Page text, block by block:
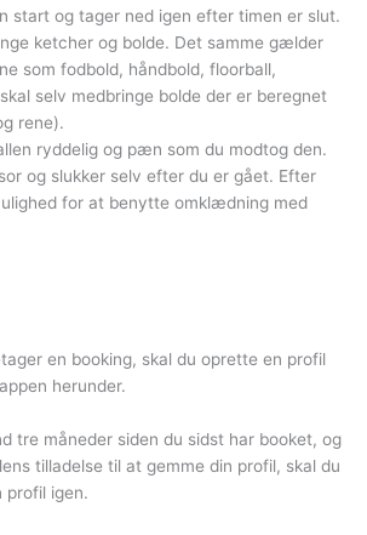
start og tager ned igen efter timen er slut.
ketcher og bolde. Det samme gælder
som fodbold, håndbold, floorball,
selv medbringe bolde der er beregnet
rene).
ryddelig og pæn som du modtog den.
og slukker selv efter du er gået. Efter
for at benytte omklædning med
en booking, skal du oprette en profil
herunder.
tre måneder siden du sidst har booket, og
tilladelse til at gemme din profil, skal du
profil igen.